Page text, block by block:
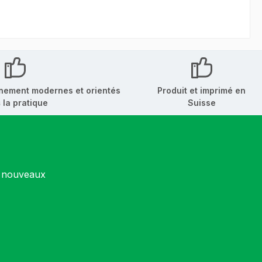
et
index
lien
à
travail
modernes et orientés
la pratique
Produit et imprimé en
Suisse